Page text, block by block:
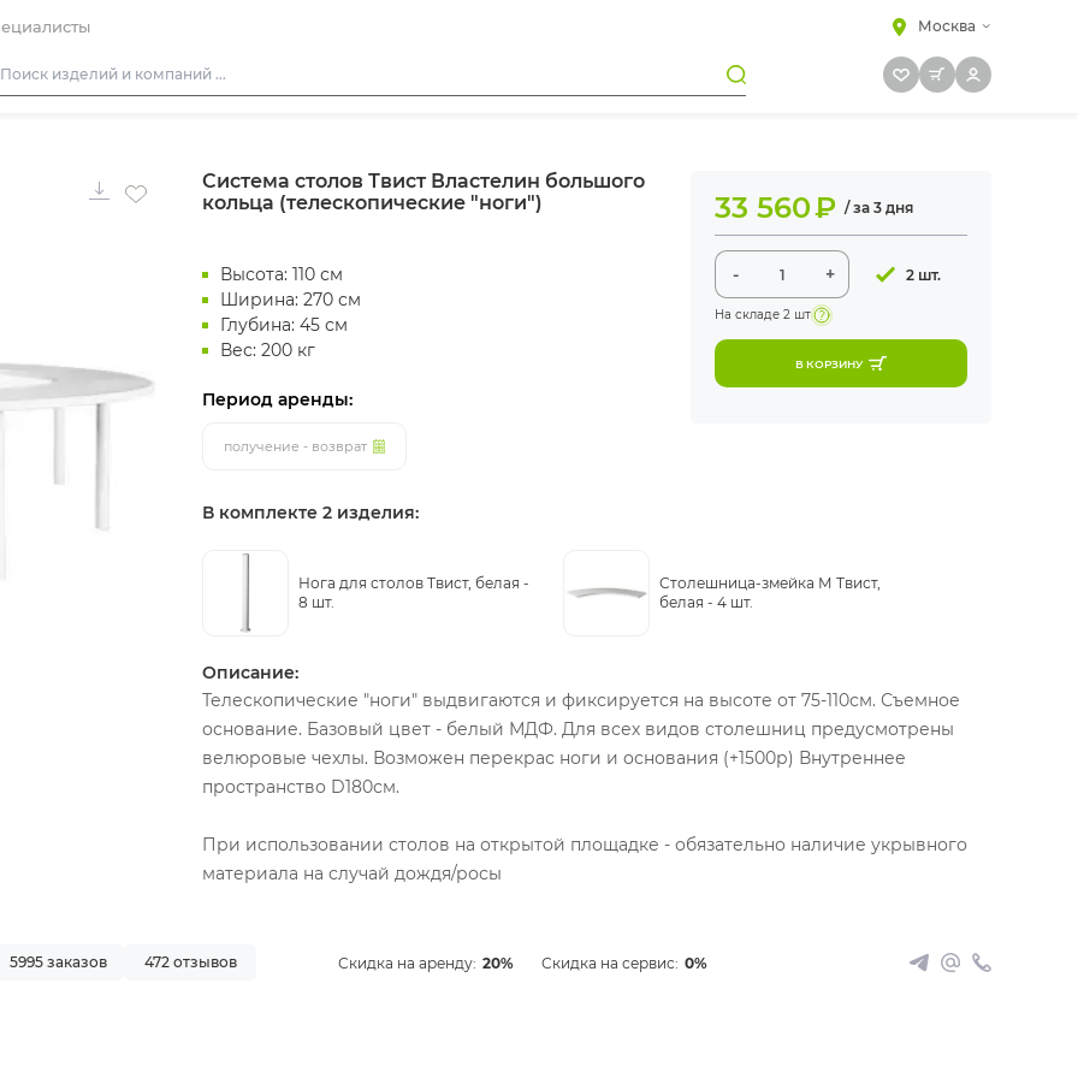
Москва
Скамейки
Фуршетная мебель
Система столов Твист Властелин большого
кольца (телескопические "ноги")
Высота: 110 см
Ширина: 270 см
Глубина: 45 см
Вес: 200 кг
Период аренды:
получение - возврат
33 560₽ / за 3 дня
- + 2 шт.
На складе 2 шт
В КОРЗИНУ
В комплекте 2 изделия:
Нога для столов Твист, белая -
8 шт.
Столешница-змейка М Твист,
белая - 4 шт.
Описание:
Телескопические "ноги" выдвигаются и фиксируется на высоте от 75-110см. Съемное
основание. Базовый цвет - белый МДФ. Для всех видов столешниц предусмотрены
велюровые чехлы. Возможен перекрас ноги и основания (+1500р) Внутреннее
пространство D180см.
При использовании столов на открытой площадке - обязательно наличие укрывного
материала на случай дождя/росы
5995 заказов 472 отзывов Скидка на аренду: 20% Скидка на сервис: 0%